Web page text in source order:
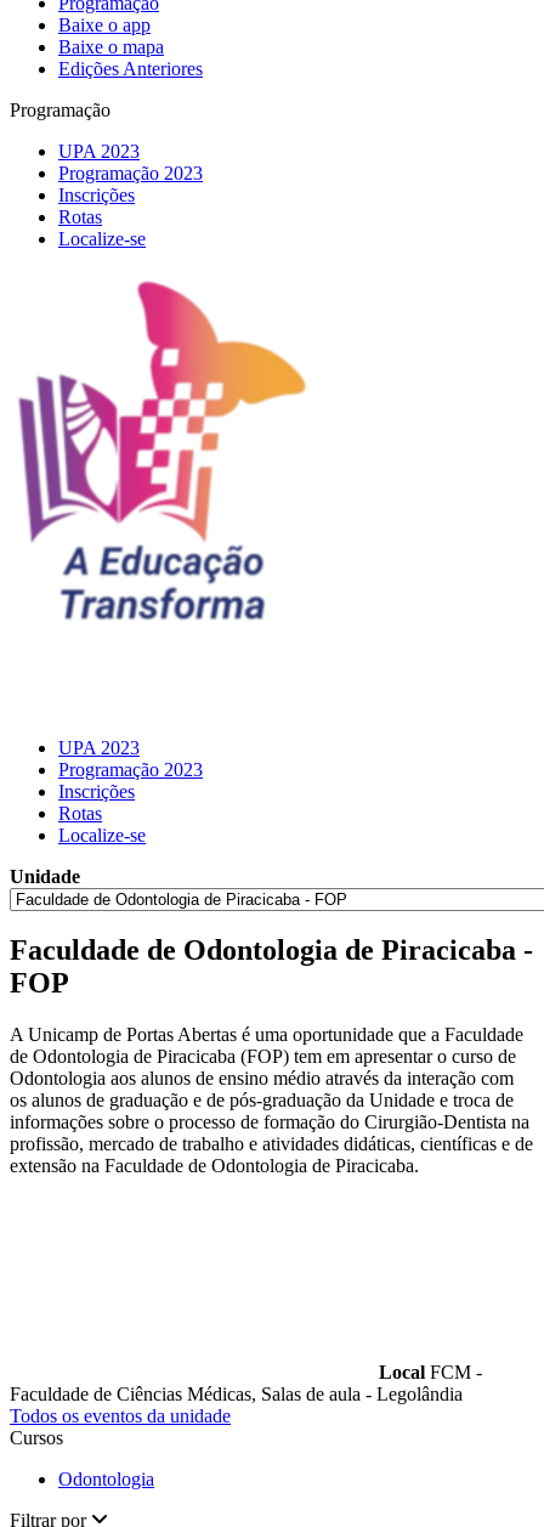
Baixe o app
Baixe o mapa
Edições Anteriores
Programação
UPA 2023
Programação 2023
Inscrições
Rotas
Localize-se
UPA 2023
Programação 2023
Inscrições
Rotas
Localize-se
Unidade
Faculdade de Odontologia de Piracicaba -
FOP
A Unicamp de Portas Abertas é uma oportunidade que a Faculdade
de Odontologia de Piracicaba (FOP) tem em apresentar o curso de
Odontologia aos alunos de ensino médio através da interação com
os alunos de graduação e de pós-graduação da Unidade e troca de
informações sobre o processo de formação do Cirurgião-Dentista na
profissão, mercado de trabalho e atividades didáticas, científicas e de
extensão na Faculdade de Odontologia de Piracicaba.
Local FCM -
Faculdade de Ciências Médicas, Salas de aula - Legolândia
Todos os eventos da unidade
Cursos
Odontologia
Filtrar por